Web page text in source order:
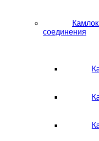
соединения